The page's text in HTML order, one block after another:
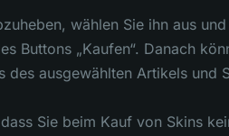
wählen Sie ihn aus
Buttons „Kaufen“. Danach
des ausgewählten Artikels und
Sie beim Kauf von Skins